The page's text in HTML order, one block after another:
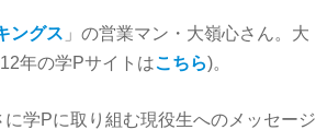
ングス 」の営業マン・大嶺心さん。大
年の学Pサイトはこちら)。
学Pに取り組む現役生へのメッセージ